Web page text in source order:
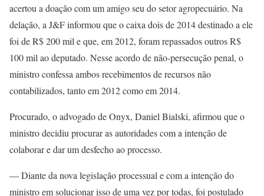
acertou a doação com um amigo seu do setor agropecuário. Na
delação, a J&F informou que o caixa dois de 2014 destinado a ele
foi de R$ 200 mil e que, em 2012, foram repassados outros R$
100 mil ao deputado. Nesse acordo de não-persecução penal, o
ministro confessa ambos recebimentos de recursos não
contabilizados, tanto em 2012 como em 2014.
Procurado, o advogado de Onyx, Daniel Bialski, afirmou que o
ministro decidiu procurar as autoridades com a intenção de
colaborar e dar um desfecho ao processo.
— Diante da nova legislação processual e com a intenção do
ministro em solucionar isso de uma vez por todas, foi postulado